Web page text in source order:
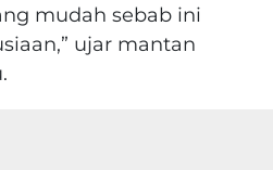
mudah sebab ini
ujar mantan